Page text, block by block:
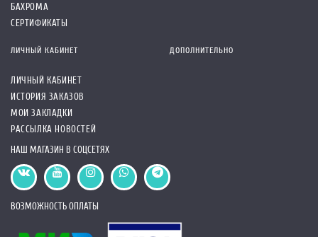
БАХРОМА
СЕРТИФИКАТЫ
ЛИЧНЫЙ КАБИНЕТ
ЛИЧНЫЙ КАБИНЕТ
ИСТОРИЯ ЗАКАЗОВ
МОИ ЗАКЛАДКИ
РАССЫЛКА НОВОСТЕЙ
ДОПОЛНИТЕЛЬНО
НАШ МАГАЗИН В СОЦСЕТЯХ
ВОЗМОЖНОСТЬ ОПЛАТЫ